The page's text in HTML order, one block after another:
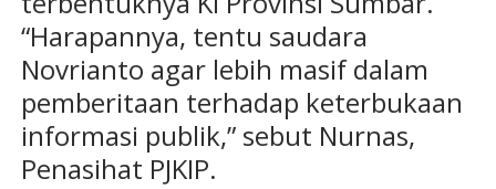
“Harapannya, tentu saudara
Novrianto agar lebih masif dalam
pemberitaan terhadap keterbukaan
informasi publik,” sebut Nurnas,
Penasihat PJKIP.